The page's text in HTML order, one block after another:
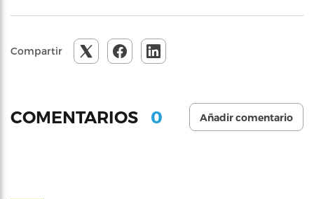
Compartir
COMENTARIOS 0 Añadir comentario